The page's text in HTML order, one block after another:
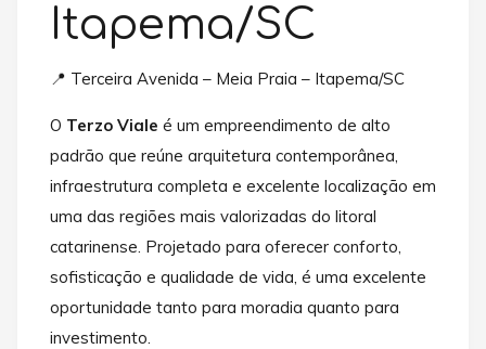
Itapema/SC
📍 Terceira Avenida – Meia Praia – Itapema/SC
O Terzo Viale é um empreendimento de alto
padrão que reúne arquitetura contemporânea,
infraestrutura completa e excelente localização em
uma das regiões mais valorizadas do litoral
catarinense. Projetado para oferecer conforto,
sofisticação e qualidade de vida, é uma excelente
oportunidade tanto para moradia quanto para
investimento.